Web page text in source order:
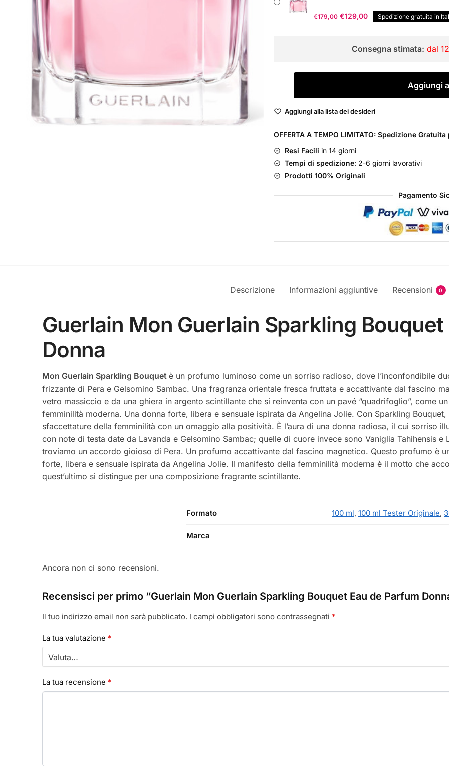
€120,00.€99,00.
€179,00 Il
prezzo
€129,00Il
prezzo
è:
Spedizione gratuita in
Consegna stimata: dal
Sparkling
Eau
de
Parfum
Donna
Aggiungi
Aggiungi alla lista dei desideri
OFFERTA A TEMPO LIMITATO: Spedizione
Resi Facili in 14 giorni
Tempi di spedizione: 2-6 giorni lavorativi
Prodotti 100% Originali
Pagamento
Descrizione Informazioni aggiuntive Recensioni 0
Guerlain Mon Guerlain Sparkling Bouquet
Donna
Mon Guerlain Sparkling Bouquet è un profumo luminoso come un sorriso radioso, dove l’inconfondibile
frizzante di Pera e Gelsomino Sambac. Una fragranza orientale fresca fruttata e accattivante dal fascino
vetro massiccio e da una ghiera in argento scintillante che si reinventa con un pavé “quadrifoglio”, come
femminilità moderna. Una donna forte, libera e sensuale ispirata da Angelina Jolie. Con Sparkling
sfaccettature della femminilità con un omaggio alla positività. È l’aura di una donna radiosa, il cui sorriso
con note di testa date da Lavanda e Gelsomino Sambac; quelle di cuore invece sono Vaniglia Tahihensis
troviamo un accordo gioioso di Pera. Un profumo accattivante dal fascino magnetico. Questo profumo è
forte, libera e sensuale ispirata da Angelina Jolie. Il manifesto della femminilità moderna è il motto che
quest’ultimo si distingue per una composizione fragrante scintillante.
Formato 100 ml, 100 ml Tester Originale,
Marca
Ancora non ci sono recensioni.
Recensisci per primo “Guerlain Mon Guerlain Sparkling Bouquet Eau de Parfum
Il tuo indirizzo email non sarà pubblicato. I campi obbligatori sono contrassegnati *
La tua valutazione *
La tua recensione *